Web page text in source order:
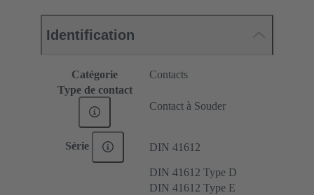
Identification
Catégorie
Contacts
Type de contact
Contact à Souder
Série DIN 41612
DIN 41612 Type D
DIN 41612 Type E